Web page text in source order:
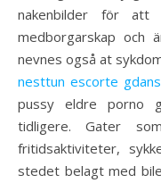
nakenbilder för
medborgarskap och
nevnes også at
nesttun escorte
pussy eldre porno
tidligere. Gater
fritidsaktiviteter,
stedet belagt med